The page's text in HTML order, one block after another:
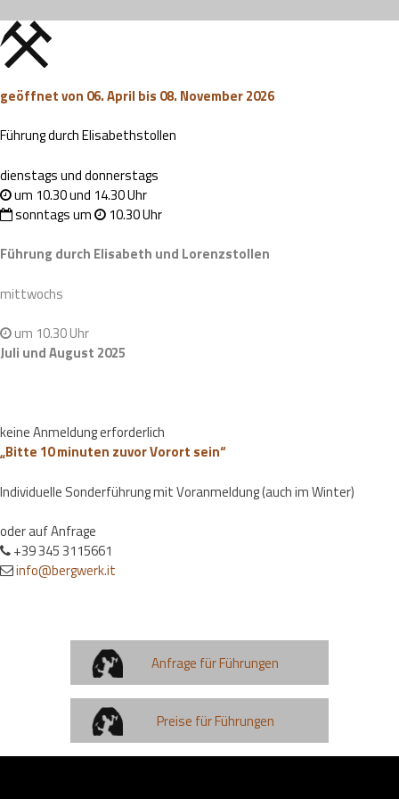
geöffnet von 06. April bis 08. November 2026
Führung durch Elisabethstollen
dienstags und donnerstags
um 10.30 und 14.30 Uhr
sonntags um
10.30 Uhr
Führung durch Elisabeth und Lorenzstollen
mittwochs
um 10.30 Uhr
Juli und August 2025
keine Anmeldung erforderlich
„Bitte 10 minuten zuvor Vorort sein“
Individuelle Sonderführung mit Voranmeldung (auch im Winter)
oder auf Anfrage
+39 345 3115661
info@bergwerk.it
Anfrage für Führungen
Preise für Führungen